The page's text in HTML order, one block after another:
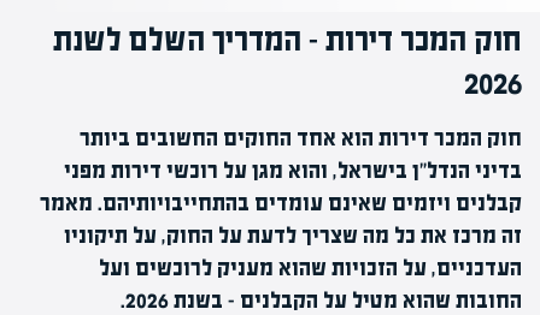
חוק המכר דירות – המדריך השלם לשנת
2026
חוק המכר דירות הוא אחד החוקים החשובים ביותר
בדיני הנדל"ן בישראל, והוא מגן על רוכשי דירות מפני
קבלנים ויזמים שאינם עומדים בהתחייבויותיהם. מאמר
זה מרכז את כל מה שצריך לדעת על החוק, על תיקוניו
העדכניים, על הזכויות שהוא מעניק לרוכשים ועל
החובות שהוא מטיל על הקבלנים – בשנת 2026.